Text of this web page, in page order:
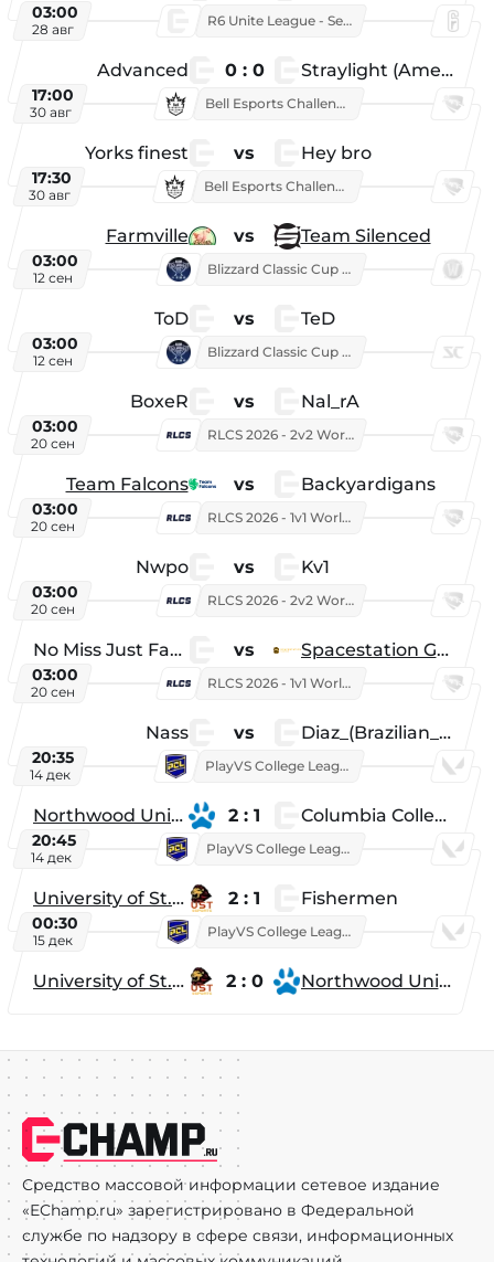
03:00
28 авг
R6 Unite League - Season 1
Advanced 0 : 0 Straylight (American team)
17:00
30 авг
Bell Esports Challenge 2026
Yorks finest vs Hey bro
17:30
30 авг
Bell Esports Challenge 2026
Farmville vs Team Silenced
03:00
12 сен
Blizzard Classic Cup 2026
ToD vs TeD
03:00
12 сен
Blizzard Classic Cup 2026
BoxeR vs Nal_rA
03:00
20 сен
RLCS 2026 - 2v2 World Championship
Team Falcons vs Backyardigans
03:00
20 сен
RLCS 2026 - 1v1 World Championship
Nwpo vs Kv1
03:00
20 сен
RLCS 2026 - 2v2 World Championship
No Miss Just Fake vs Spacestation Gaming
03:00
20 сен
RLCS 2026 - 1v1 World Championship
Nass vs Diaz_(Brazilian_Player)
20:35
14 дек
PlayVS College League 2025: Fall
Northwood University 2 : 1 Columbia College
20:45
14 дек
PlayVS College League 2025: Fall
University of St. Thomas 2 : 1 Fishermen
00:30
15 дек
PlayVS College League 2025: Fall
University of St. Thomas 2 : 0 Northwood University
Средство массовой информации сетевое издание
«EChamp.ru» зарегистрировано в Федеральной
службе по надзору в сфере связи, информационных